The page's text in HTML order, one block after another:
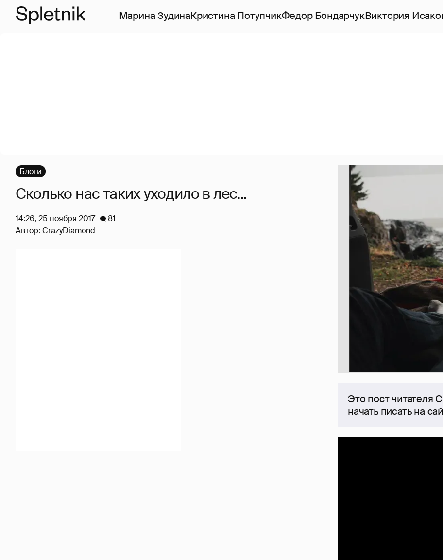
Марина ЗудинаКристина ПотупчикФедор БондарчукВиктория
Это пост читателя
начать писать на
Блоги
Сколько нас таких уходило в лес...
14:26, 25 ноября 2017
81
Автор: CrazyDiamond